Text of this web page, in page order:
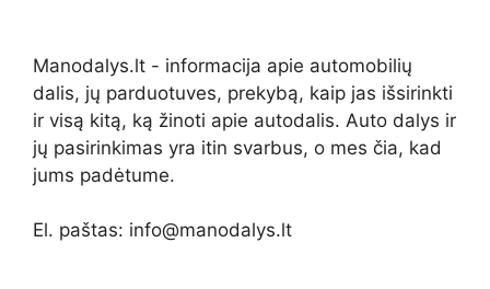
Manodalys.lt - informacija apie automobilių
dalis, jų parduotuves, prekybą, kaip jas išsirinkti
ir visą kitą, ką žinoti apie autodalis. Auto dalys ir
jų pasirinkimas yra itin svarbus, o mes čia, kad
jums padėtume.
El. paštas: info@manodalys.lt